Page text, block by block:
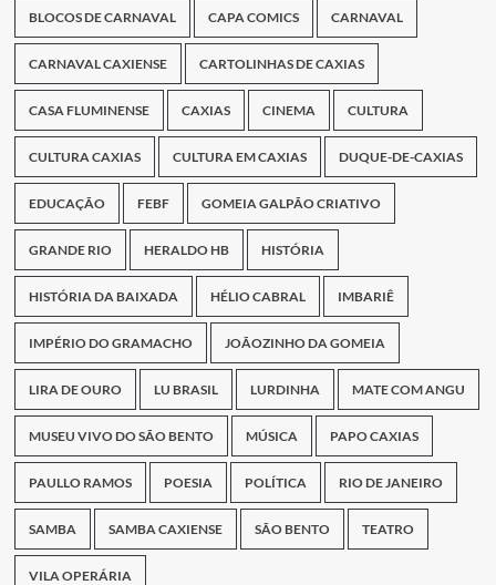
BLOCOS DE CARNAVAL CAPA COMICS CARNAVAL
CARNAVAL CAXIENSE CARTOLINHAS DE CAXIAS
CASA FLUMINENSE CAXIAS CINEMA CULTURA
CULTURA CAXIAS CULTURA EM CAXIAS DUQUE-DE-CAXIAS
EDUCAÇÃO FEBF GOMEIA GALPÃO CRIATIVO
GRANDE RIO HERALDO HB HISTÓRIA
HISTÓRIA DA BAIXADA HÉLIO CABRAL IMBARIÊ
IMPÉRIO DO GRAMACHO JOÃOZINHO DA GOMEIA
LIRA DE OURO LU BRASIL LURDINHA MATE COM ANGU
MUSEU VIVO DO SÃO BENTO MÚSICA PAPO CAXIAS
PAULLO RAMOS POESIA POLÍTICA RIO DE JANEIRO
SAMBA SAMBA CAXIENSE SÃO BENTO TEATRO
VILA OPERÁRIA